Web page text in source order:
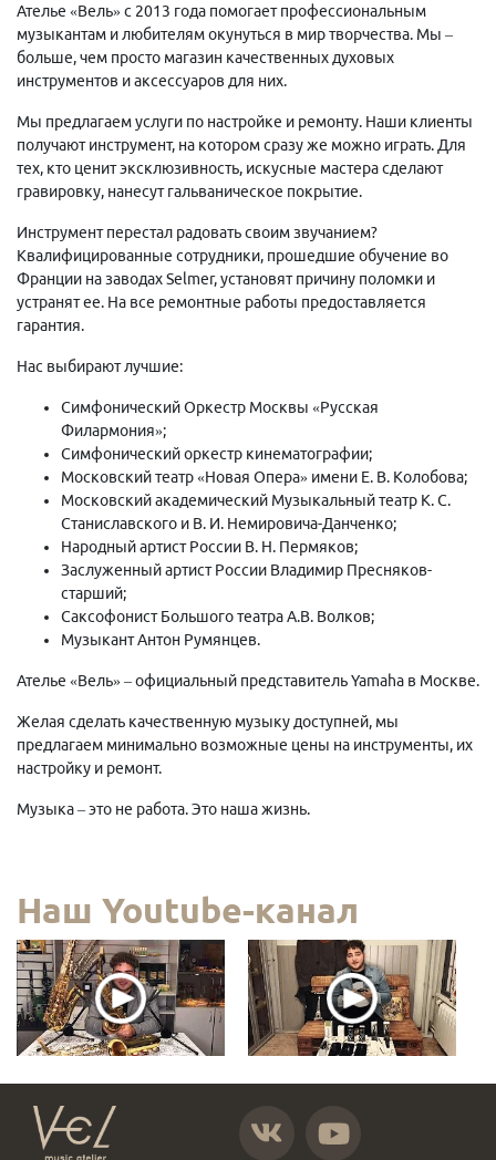
Ателье «Вель» с 2013 года помогает профессиональным
музыкантам и любителям окунуться в мир творчества. Мы –
больше, чем просто магазин качественных духовых
инструментов и аксессуаров для них.
Мы предлагаем услуги по настройке и ремонту. Наши клиенты
получают инструмент, на котором сразу же можно играть. Для
тех, кто ценит эксклюзивность, искусные мастера сделают
гравировку, нанесут гальваническое покрытие.
Инструмент перестал радовать своим звучанием?
Квалифицированные сотрудники, прошедшие обучение во
Франции на заводах Selmer, установят причину поломки и
устранят ее. На все ремонтные работы предоставляется
гарантия.
Нас выбирают лучшие:
Симфонический Оркестр Москвы «Русская
Филармония»;
Симфонический оркестр кинематографии;
Московский театр «Новая Опера» имени Е. В. Колобова;
Московский академический Музыкальный театр К. С.
Станиславского и В. И. Немировича-Данченко;
Народный артист России В. Н. Пермяков;
Заслуженный артист России Владимир Пресняков-
старший;
Саксофонист Большого театра А.В. Волков;
Музыкант Антон Румянцев.
Ателье «Вель» – официальный представитель Yamaha в Москве.
Желая сделать качественную музыку доступней, мы
предлагаем минимально возможные цены на инструменты, их
настройку и ремонт.
Музыка – это не работа. Это наша жизнь.
Наш Youtube-канал